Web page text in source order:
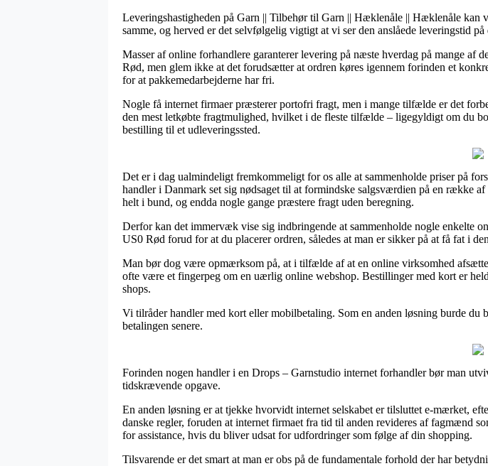
Leveringshastigheden på Garn || Tilbehør til Garn || Hæklenåle || Hæklenåle kan
samme, og herved er det selvfølgelig vigtigt at vi ser den anslåede leveringstid
Masser af online forhandlere garanterer levering på næste hverdag på mange
Rød, men glem ikke at det forudsætter at ordren køres igennem forinden et
for at pakkemedarbejderne har fri.
Nogle få internet firmaer præsterer portofri fragt, men i mange tilfælde er det
den mest letkøbte fragtmulighed, hvilket i de fleste tilfælde – ligegyldigt om du
bestilling til et udleveringssted.
Det er i dag ualmindeligt fremkommeligt for os alle at sammenholde priser på
handler i Danmark set sig nødsaget til at formindske salgsværdien på en række
helt i bund, og endda nogle gange præstere fragt uden beregning.
Derfor kan det immervæk vise sig indbringende at sammenholde nogle enkelte
US0 Rød forud for at du placerer ordren, således at man er sikker på at få fat i
Man bør dog være opmærksom på, at i tilfælde af at en online virksomhed
ofte være et fingerpeg om en uærlig online webshop. Bestillinger med kort er
shops.
Vi tilråder handler med kort eller mobilbetaling. Som en anden løsning burde
betalingen senere.
Forinden nogen handler i en Drops – Garnstudio internet forhandler bør man
tidskrævende opgave.
En anden løsning er at tjekke hvorvidt internet selskabet er tilsluttet e-mærket,
danske regler, foruden at internet firmaet fra tid til anden revideres af fagmænd
for assistance, hvis du bliver udsat for udfordringer som følge af din shopping.
Tilsvarende er det smart at man er obs på de fundamentale forhold der har